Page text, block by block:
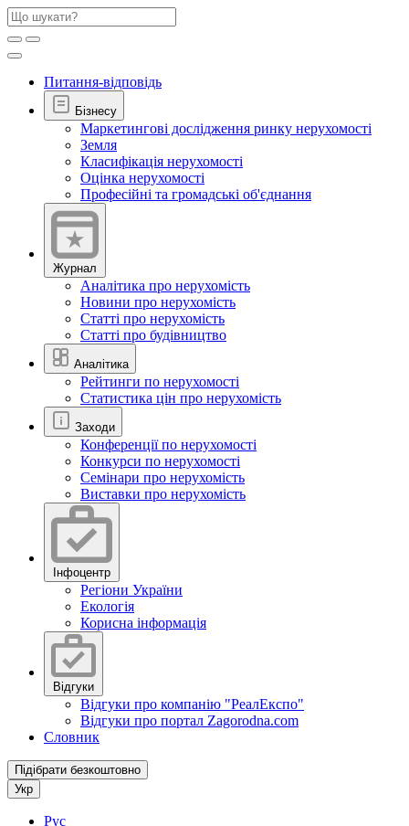
Питання-відповідь
Бізнесу
Маркетингові дослідження ринку нерухомості
Земля
Класифікація нерухомості
Оцінка нерухомості
Професійні та громадські об'єднання
Журнал
Аналітика про нерухомість
Новини про нерухомість
Статті про нерухомість
Статті про будівництво
Аналітика
Рейтинги по нерухомості
Статистика цін про нерухомість
Заходи
Конференції по нерухомості
Конкурси по нерухомості
Семінари про нерухомість
Виставки про нерухомість
Інфоцентр
Регіони України
Екологія
Корисна інформація
Відгуки
Відгуки про компанію "РеалЕкспо"
Відгуки про портал Zagorodna.com
Словник
Підібрати безкоштовно
Укр
Рус